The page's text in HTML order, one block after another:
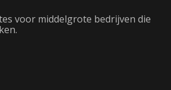
voor middelgrote bedrijven die